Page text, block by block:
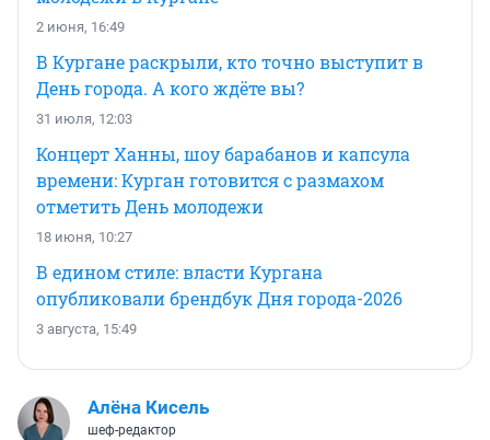
2 июня, 16:49
В Кургане раскрыли, кто точно выступит в
День города. А кого ждёте вы?
31 июля, 12:03
Концерт Ханны, шоу барабанов и капсула
времени: Курган готовится с размахом
отметить День молодежи
18 июня, 10:27
В едином стиле: власти Кургана
опубликовали брендбук Дня города-2026
3 августа, 15:49
Алёна Кисель
шеф-редактор